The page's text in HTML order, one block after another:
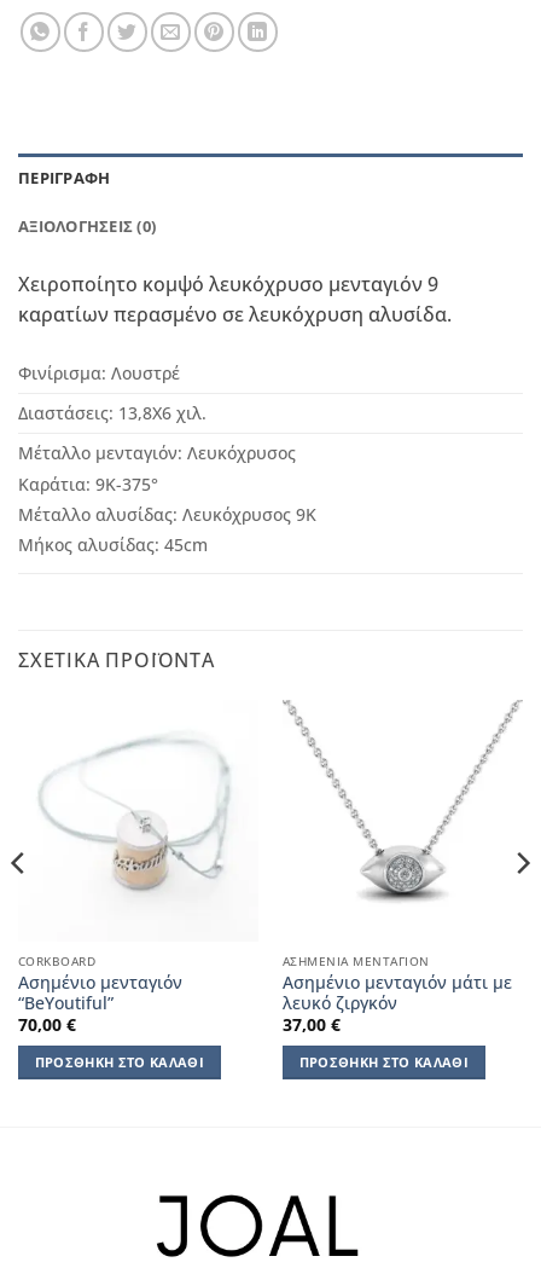
ΠΕΡΙΓΡΑΦΉ
ΑΞΙΟΛΟΓΉΣΕΙΣ (0)
Χειροποίητο κομψό λευκόχρυσο μενταγιόν 9
καρατίων περασμένο σε λευκόχρυση αλυσίδα.
Φινίρισμα: Λουστρέ
Διαστάσεις: 13,8Χ6 χιλ.
Μέταλλο μενταγιόν: Λευκόχρυσος
Καράτια: 9Κ-375°
Μέταλλο αλυσίδας: Λευκόχρυσος 9Κ
Μήκος αλυσίδας: 45cm
ΣΧΕΤΙΚΆ ΠΡΟΪΌΝΤΑ
CORKBOARD
Ασημένιο μενταγιόν
“BeYoutiful”
70,00 €
ΠΡΟΣΘΉΚΗ ΣΤΟ ΚΑΛΆΘΙ
ΑΣΗΜΈΝΙΑ ΜΕΝΤΑΓΙΌΝ
Ασημένιο μενταγιόν μάτι με
λευκό ζιργκόν
37,00 €
ΠΡΟΣΘΉΚΗ ΣΤΟ ΚΑΛΆΘΙ